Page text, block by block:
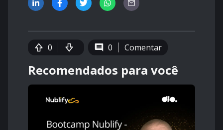
0 0 Comentar
Recomendados para você